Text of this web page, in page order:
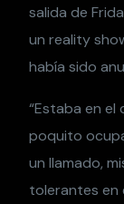
salida de
un reality
había sido
“Estaba en
poquito
un llamado,
tolerantes en